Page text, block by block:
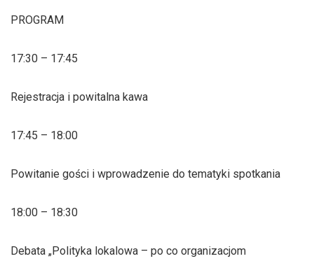
PROGRAM
17:30 – 17:45
Rejestracja i powitalna kawa
17:45 – 18:00
Powitanie gości i wprowadzenie do tematyki spotkania
18:00 – 18:30
Debata „Polityka lokalowa – po co organizacjom